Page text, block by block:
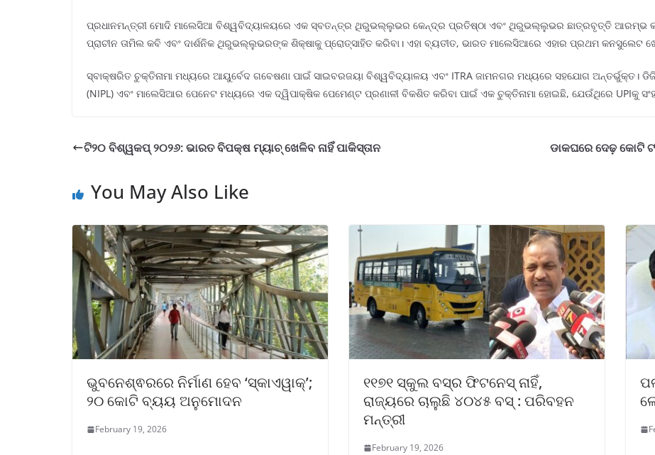
ପ୍ରଧାନମନ୍ତ୍ରୀ ମୋଦି ମାଲେସିଆ ବିଶ୍ୱବିଦ୍ୟାଳୟରେ ଏକ ସ୍ବତନ୍ତ୍ର ଥିରୁଭଲ୍ଲୁଭର କେନ୍ଦ୍ର ପ୍ରତିଷ୍ଠା ଏବଂ ଥିରୁଭଲ୍ଲୁଭର ଛାତ୍ରବୃତ୍ତି ଆରମ୍ଭ
ପ୍ରାଚୀନ ତାମିଲ କବି ଏବଂ ଦାର୍ଶନିକ ଥିରୁଭଲ୍ଲୁଭରଙ୍କ ଶିକ୍ଷାକୁ ପ୍ରୋତ୍ସାହିତ କରିବା। ଏହା ବ୍ୟତୀତ, ଭାରତ ମାଲେସିଆରେ ଏହାର ପ୍ରଥମ କନସୁଲେଟ
ସ୍ବାକ୍ଷରିତ ଚୁକ୍ତିନାମା ମଧ୍ୟରେ ଆୟୁର୍ବେଦ ଗବେଷଣା ପାଇଁ ସାଇବରଜୟା ବିଶ୍ୱବିଦ୍ୟାଳୟ ଏବଂ ITRA ଜାମନଗର ମଧ୍ୟରେ ସହଯୋଗ ଅନ୍ତର୍ଭୁକ୍ତ।
(NIPL) ଏବଂ ମାଲେସିଆର ପେନେଟ ମଧ୍ୟରେ ଏକ ଦ୍ୱିପାକ୍ଷିକ ପେମେଣ୍ଟ ପ୍ରଣାଳୀ ବିକଶିତ କରିବା ପାଇଁ ଏକ ଚୁକ୍ତିନାମା ହୋଇଛି, ଯେଉଁଥିରେ UPIକୁ
ଟି୨୦ ବିଶ୍ୱକପ୍ ୨୦୨୬: ଭାରତ ବିପକ୍ଷ ମ୍ୟାଚ୍ ଖେଳିବ ନାହିଁ ପାକିସ୍ତାନ ଡାକଘରେ ଦେଢ଼ କୋଟି
You May Also Like
ଭୁବନେଶ୍ଵରରେ ନିର୍ମାଣ ହେବ ‘ସ୍କାଏୱାକ୍’;
୨୦ କୋଟି ବ୍ୟୟ ଅନୁମୋଦନ
February 19, 2026
୧୧୭୧ ସ୍କୁଲ ବସ୍‌ର ଫିଟନେସ୍ ନାହିଁ,
ରାଜ୍ୟରେ ଚାଲୁଛି ୪୦୪୫ ବସ୍ : ପରିବହନ
ମନ୍ତ୍ରୀ
February 19, 2026